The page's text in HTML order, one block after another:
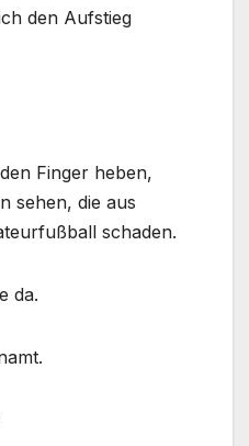
den Aufstieg
Finger heben,
sehen, die aus
schaden.
da.